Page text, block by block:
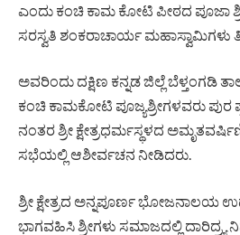
ಎಂದು ಕಂಚಿ ಕಾಮ ಕೋಟಿ ಪೀಠದ ಪೂಜಾ
ಸರಸ್ವತಿ ಶಂಕರಾಚಾರ್ಯ ಮಹಾಸ್ವಾಮಿಗಳು
ಅವರಿಂದು ದಕ್ಷಿಣ ಕನ್ನಡ ಜಿಲ್ಲೆ ಬೆಳ್ತಂಗಡಿ
ಕಂಚಿ ಕಾಮಕೋಟಿ ಪೂಜ್ಯಶ್ರೀಗಳವರು ಪುರ
ನಂತರ ಶ್ರೀ ಕ್ಷೇತ್ರಧರ್ಮಸ್ಥಳದ
ಸಭೆಯಲ್ಲಿ ಆಶೀರ್ವಚನ ನೀಡಿದರು.
ಶ್ರೀ ಕ್ಷೇತ್ರದ ಅನ್ನಪೂರ್ಣ ಭೋಜನಾಲಯ
ಭಾಗವಹಿಸಿ ಶ್ರೀಗಳು ಸಮಾಜದಲ್ಲಿ